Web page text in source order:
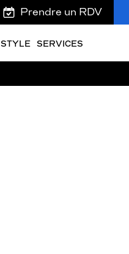
Prendre un RDV
STYLE SERVICES